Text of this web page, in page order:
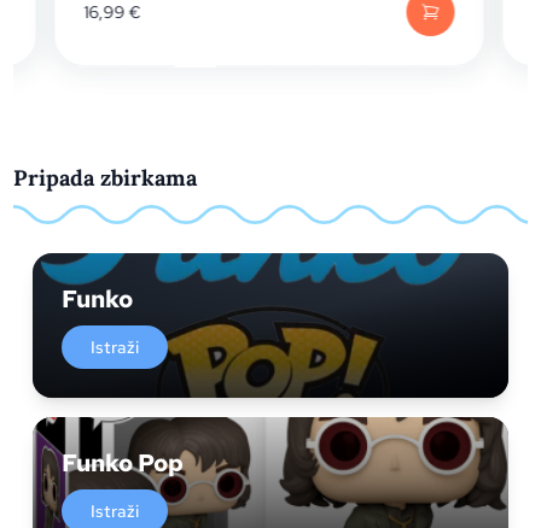
16,99€
Pripada zbirkama
Funko
Istraži
Funko Pop
Istraži